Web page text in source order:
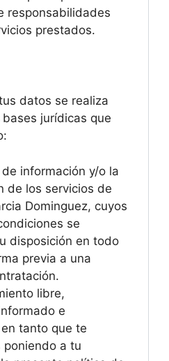
responsabilidades
prestados.
datos se realiza
jurídicas que
información y/o la
de los servicios de
Dominguez, cuyos
se
disposición en todo
previa a una
libre,
e
tanto que te
poniendo a tu